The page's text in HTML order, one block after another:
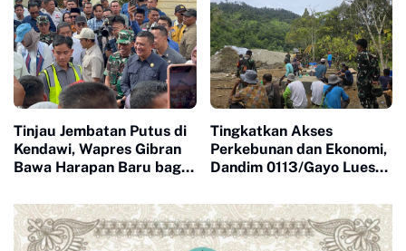
Pembangunan
Tinjau Jembatan Putus di
Kendawi, Wapres Gibran
Bawa Harapan Baru bagi
Terisolasi
Tingkatkan Akses
Perkebunan dan Ekonomi,
Dandim 0113/Gayo Lues
Jembatan Garuda Merah
Putih di Desa Pungke Jaya